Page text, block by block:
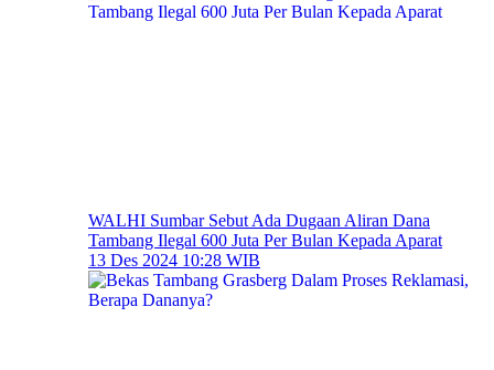
WALHI Sumbar Sebut Ada Dugaan Aliran Dana
Tambang Ilegal 600 Juta Per Bulan Kepada Aparat
13 Des 2024 10:28 WIB